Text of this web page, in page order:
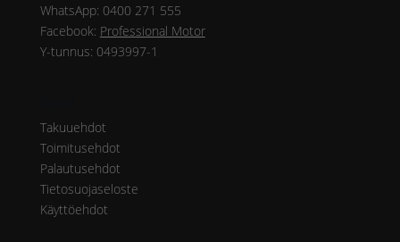
WhatsApp: 0400 271 555
Facebook: Professional Motor
Y-tunnus: 0493997-1
Takuuehdot
Toimitusehdot
Palautusehdot
Tietosuojaseloste
Käyttöehdot